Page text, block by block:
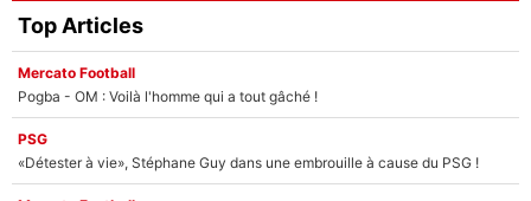
Top Articles
Mercato Football
Pogba - OM : Voilà l'homme qui a tout gâché !
PSG
«Détester à vie», Stéphane Guy dans une embrouille à cause du PSG !